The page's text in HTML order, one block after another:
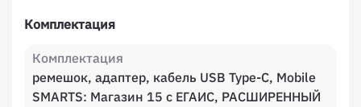
Комплектация
Комплектация
ремешок, адаптер, кабель USB Type-C, Mobile
SMARTS: Магазин 15 с ЕГАИС, РАСШИРЕННЫЙ